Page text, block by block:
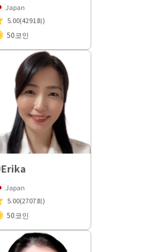
Japan
5.00(4291회)
50코인
Erika
Japan
5.00(2707회)
50코인